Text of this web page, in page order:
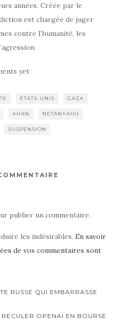
années. Créée par le
est chargée de juger
contre l’humanité, les
yet
ÉTATS-UNIS GAZA
KHAN NETANYAHU
SUSPENSION
publier un commentaire.
les indésirables. En savoir
de vos commentaires sont
RUSSE QUI EMBARRASSE
OPENAI EN BOURSE